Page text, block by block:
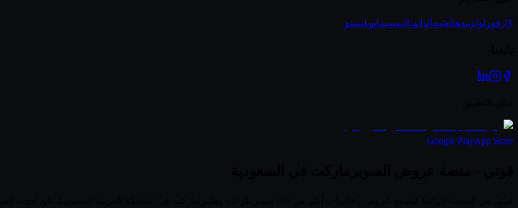
كارفور لولوبندهالعثيمالدانوبالتميميمانويلنستو
Google PlayApp Store